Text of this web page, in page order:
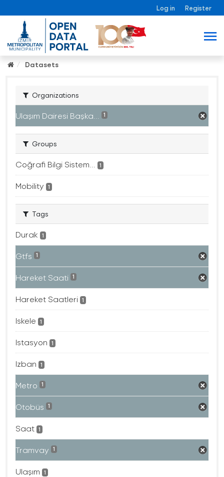
Log in Register
Datasets
Organizations
Ulaşım Dairesi Başka... 1
Groups
Coğrafi Bilgi Sistem... 1
Mobility 1
Tags
Durak 1
Gtfs 1
Hareket Saati 1
Hareket Saatleri 1
Iskele 1
Istasyon 1
Izban 1
Metro 1
Otobüs 1
Saat 1
Tramvay 1
Ulaşım 1